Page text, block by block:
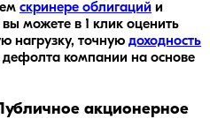
скринере облигаций и
вы можете в 1 клик оценить
нагрузку, точную доходность
дефолта компании на основе
акционерное